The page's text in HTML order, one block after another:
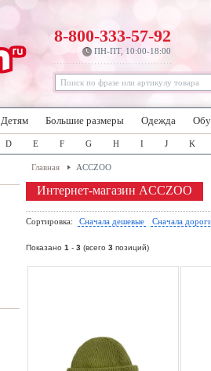
8-800-333-57-92
ПН-ПТ, 10:00-18:00
Детям Большие размеры Одежда
D E F G H I J K
Главная ACCZOO
Интернет-магазин ACCZOO
Сортировка: Сначала дешевые Сначала
Показано 1 - 3 (всего 3 позиций)